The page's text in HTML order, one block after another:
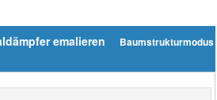
Baumstrukturmodus
emalieren